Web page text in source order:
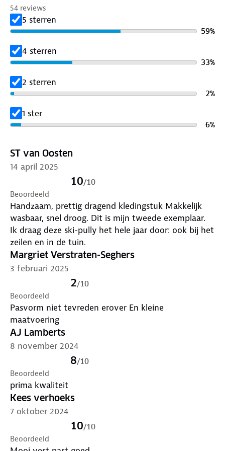
verschillende kleuren, zodat je kunt kiezen welke
het beste bij jouw stijl past. Ga voor een opvallende
ingetogen tint voor een tijdloze look. Deze fleece
skipully biedt alle eigenschappen die je nodig hebt
om comfortabel en warm te blijven, zodat je volop
kunt genieten van jouw dagen op de piste.
Pssst! Voor de heren is er ook een variant
beschikbaar, de skipully Wim. Zo kunnen zowel
dames als heren genieten van de warmte en
54 reviews
5 sterren
59%
4 sterren
33%
2 sterren
2%
1 ster
6%
ST van Oosten
14 april 2025
10/10
Beoordeeld
Handzaam, prettig dragend kledingstuk Makkelijk
wasbaar, snel droog. Dit is mijn tweede exemplaar.
Ik draag deze ski-pully het hele jaar door: ook bij het
zeilen en in de tuin.
Margriet Verstraten-Seghers
3 februari 2025
2/10
Beoordeeld
Pasvorm niet tevreden erover En kleine
maatvoering
AJ Lamberts
8 november 2024
8/10
Beoordeeld
prima kwaliteit
Kees verhoeks
7 oktober 2024
10/10
Beoordeeld